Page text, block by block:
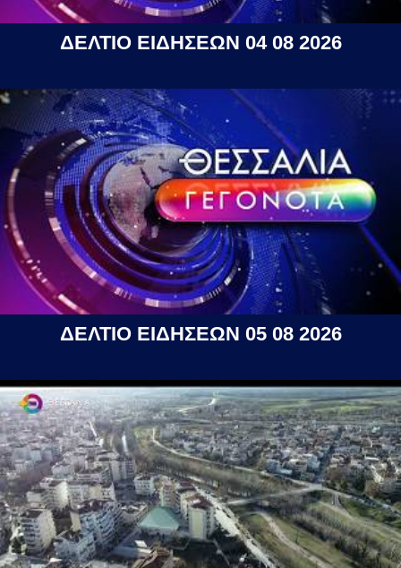
ΔΕΛΤΙΟ ΕΙΔΗΣΕΩΝ 04 08 2026
ΔΕΛΤΙΟ ΕΙΔΗΣΕΩΝ 05 08 2026